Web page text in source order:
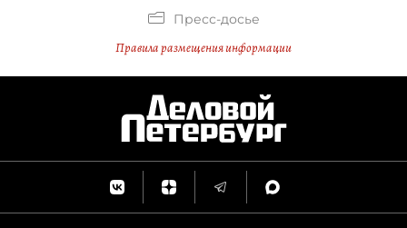
Пресс-досье
Правила размещения информации